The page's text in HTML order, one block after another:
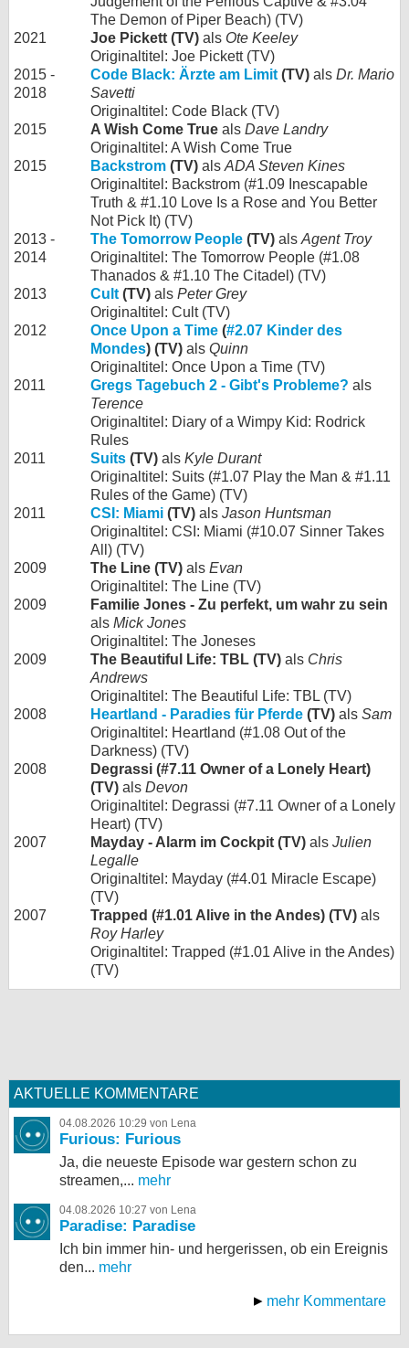
The Demon of Piper Beach) (TV)
2021
Joe Pickett (TV) als Ote Keeley
Originaltitel: Joe Pickett (TV)
2015 -
2018
Code Black: Ärzte am Limit (TV) als Dr. Mario
Savetti
Originaltitel: Code Black (TV)
2015
A Wish Come True als Dave Landry
Originaltitel: A Wish Come True
2015
Backstrom (TV) als ADA Steven Kines
Originaltitel: Backstrom (#1.09 Inescapable
Truth & #1.10 Love Is a Rose and You Better
Not Pick It) (TV)
2013 -
2014
The Tomorrow People (TV) als Agent Troy
Originaltitel: The Tomorrow People (#1.08
Thanados & #1.10 The Citadel) (TV)
2013
Cult (TV) als Peter Grey
Originaltitel: Cult (TV)
2012
Once Upon a Time (#2.07 Kinder des
Mondes) (TV) als Quinn
Originaltitel: Once Upon a Time (TV)
2011
Gregs Tagebuch 2 - Gibt's Probleme? als
Terence
Originaltitel: Diary of a Wimpy Kid: Rodrick
Rules
2011
Suits (TV) als Kyle Durant
Originaltitel: Suits (#1.07 Play the Man & #1.11
Rules of the Game) (TV)
2011
CSI: Miami (TV) als Jason Huntsman
Originaltitel: CSI: Miami (#10.07 Sinner Takes
All) (TV)
2009
The Line (TV) als Evan
Originaltitel: The Line (TV)
2009
Familie Jones - Zu perfekt, um wahr zu sein
als Mick Jones
Originaltitel: The Joneses
2009
The Beautiful Life: TBL (TV) als Chris
Andrews
Originaltitel: The Beautiful Life: TBL (TV)
2008
Heartland - Paradies für Pferde (TV) als Sam
Originaltitel: Heartland (#1.08 Out of the
Darkness) (TV)
2008
Degrassi (#7.11 Owner of a Lonely Heart)
(TV) als Devon
Originaltitel: Degrassi (#7.11 Owner of a Lonely
Heart) (TV)
2007
Mayday - Alarm im Cockpit (TV) als Julien
Legalle
Originaltitel: Mayday (#4.01 Miracle Escape)
(TV)
2007
Trapped (#1.01 Alive in the Andes) (TV) als
Roy Harley
Originaltitel: Trapped (#1.01 Alive in the Andes)
(TV)
AKTUELLE KOMMENTARE
04.08.2026 10:29 von Lena
Furious: Furious
Ja, die neueste Episode war gestern schon zu
streamen,... mehr
04.08.2026 10:27 von Lena
Paradise: Paradise
Ich bin immer hin- und hergerissen, ob ein Ereignis
den... mehr
mehr Kommentare